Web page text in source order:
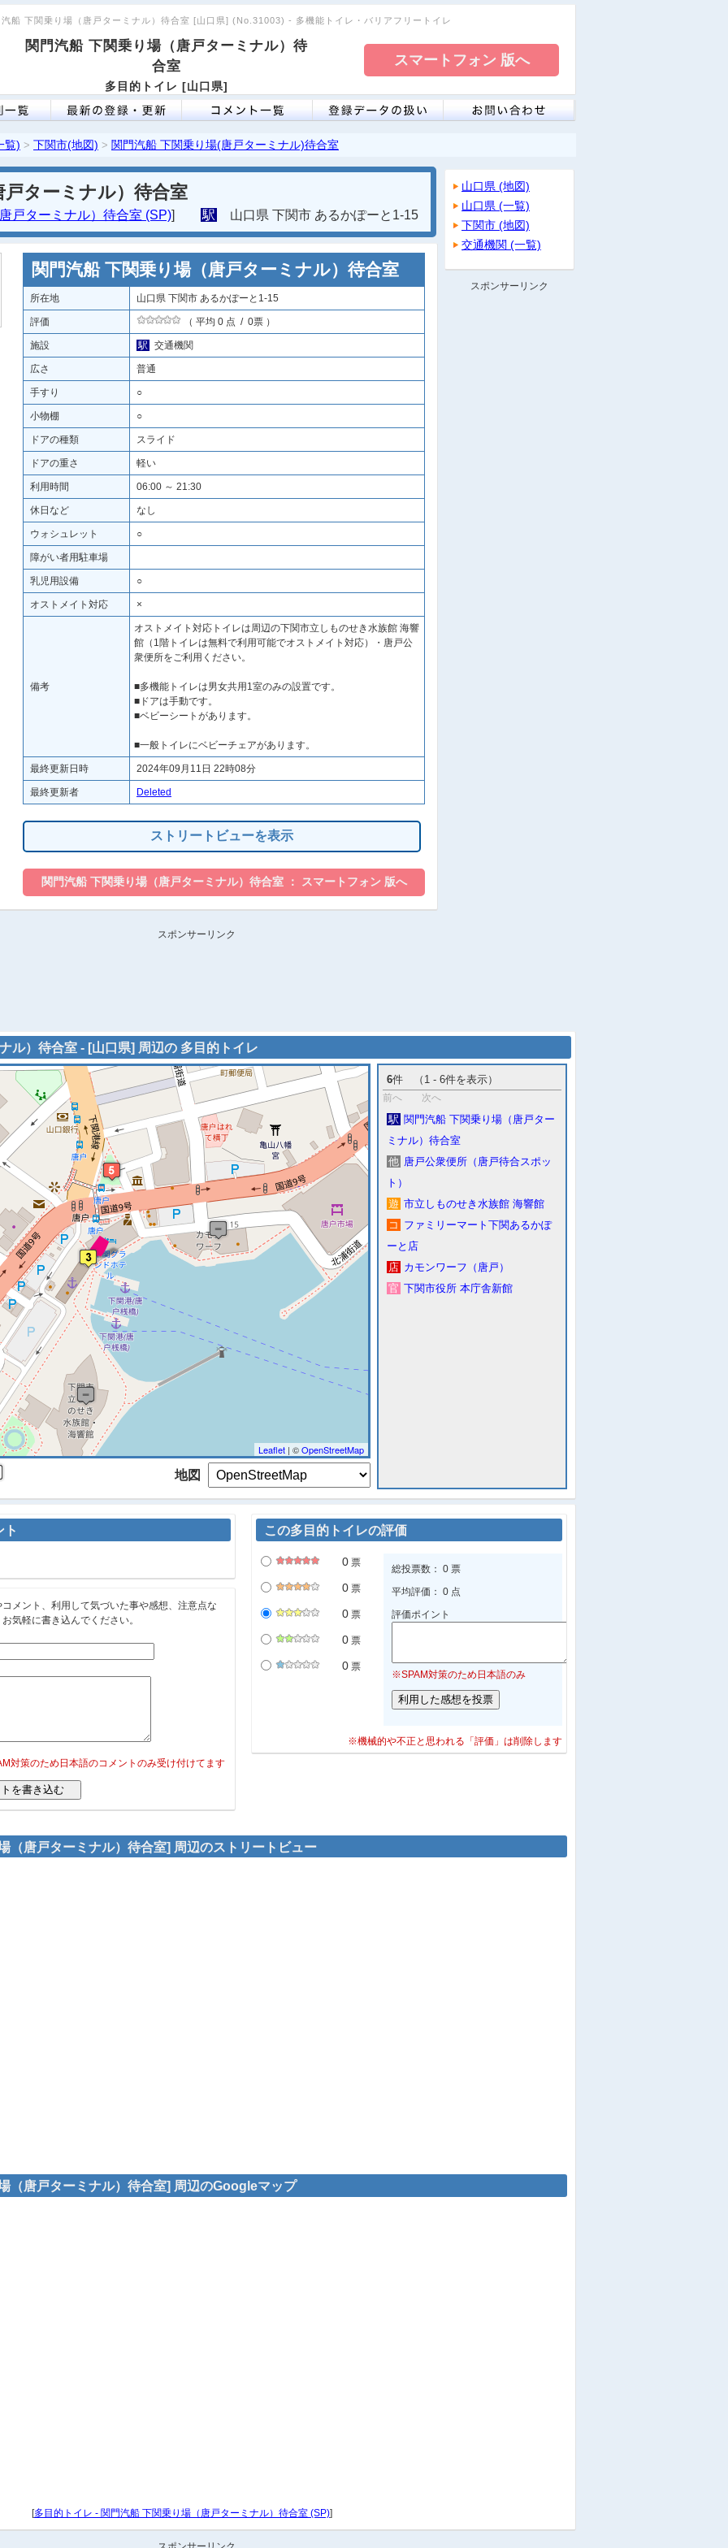
船 下関乗り場（唐戸ターミナル）待合室 [山口県] (No.31003) - 多機能トイレ・バリアフリートイレ
関門汽船 下関乗り場（唐戸ターミナル）待
合室
多目的トイレ [山口県]
覧) > 下関市(地図) > 関門汽船 下関乗り場(唐戸ターミナル)待合室
ターミナル）待合室
戸ターミナル）待合室 (SP)] 駅 山口県 下関市 あるかぽーと1-15
山口県 (地図)
山口県 (一覧)
下関市 (地図)
交通機関 (一覧)
スポンサーリンク
関門汽船 下関乗り場（唐戸ターミナル）待合室
所在地 山口県 下関市 あるかぽーと1-15
評価 （ 平均 0 点 / 0票 ）
施設 駅 交通機関
広さ 普通
手すり ○
小物棚 ○
ドアの種類 スライド
ドアの重さ 軽い
利用時間 06:00 ～ 21:30
休日など なし
ウォシュレット ○
障がい者用駐車場
乳児用設備 ○
オストメイト対応 ×
備考
オストメイト対応トイレは周辺の下関市立しものせき水族館 海響
館（1階トイレは無料で利用可能でオストメイト対応）・唐戸公
衆便所をご利用ください。
■多機能トイレは男女共用1室のみの設置です。
■ドアは手動です。
■ベビーシートがあります。
■一般トイレにベビーチェアがあります。
最終更新日時 2024年09月11日 22時08分
最終更新者 Deleted
ストリートビューを表示
スポンサーリンク
ル）待合室 - [山口県] 周辺の 多目的トイレ
ップを検索、表示中です ※
Leaflet | ©OpenStreetMap
地図
6件 （1 - 6件を表示）
前へ 次へ
駅 関門汽船 下関乗り場（唐戸ター
ミナル）待合室
他 唐戸公衆便所（唐戸待合スポッ
ト）
遊 市立しものせき水族館 海響館
コ ファミリーマート下関あるかぽ
ーと店
店 カモンワーフ（唐戸）
官 下関市役所 本庁舎新館
この多目的トイレの評価
0 票
0 票
0 票
0 票
0 票
総投票数： 0 票
平均評価： 0 点
評価ポイント
※SPAM対策のため日本語のみ
※機械的や不正と思われる「評価」は削除します
ト
メント、利用して気づいた事や感想、注意点な
気軽に書き込んでください。
対策のため日本語のコメントのみ受け付けてます
（唐戸ターミナル）待合室] 周辺のストリートビュー
（唐戸ターミナル）待合室] 周辺のGoogleマップ
[多目的トイレ - 関門汽船 下関乗り場（唐戸ターミナル）待合室 (SP)]